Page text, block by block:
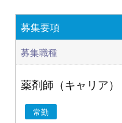
募集要項
募集職種
薬剤師（キャリア）
常勤